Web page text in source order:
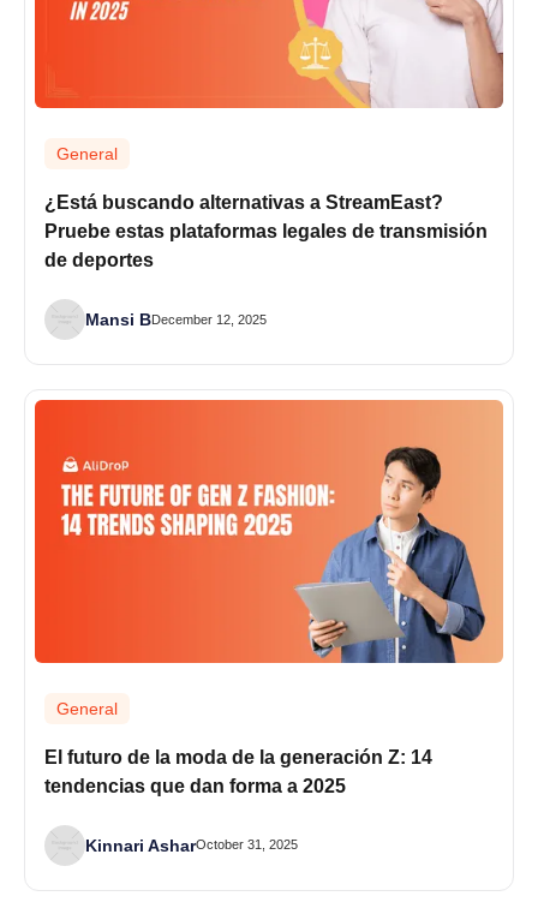
General
¿Está buscando alternativas a StreamEast?
Pruebe estas plataformas legales de transmisión
de deportes
Mansi BDecember 12, 2025
General
El futuro de la moda de la generación Z: 14
tendencias que dan forma a 2025
Kinnari AsharOctober 31, 2025